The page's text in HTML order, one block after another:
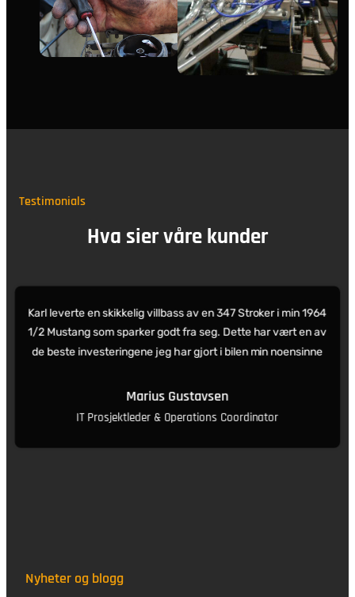
Testimonials
Hva sier våre kunder
Karl leverte en skikkelig villbass av en 347 Stroker i min 1964
1/2 Mustang som sparker godt fra seg. Dette har vært en av
de beste investeringene jeg har gjort i bilen min noensinne
Marius Gustavsen
IT Prosjektleder & Operations Coordinator
Nyheter og blogg